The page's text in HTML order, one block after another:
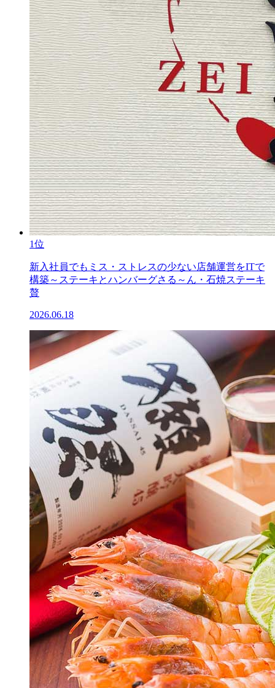
1位
新入社員でもミス・ストレスの少ない店舗運営をITで
構築～ステーキとハンバーグさる～ん・石焼ステーキ
贅
2026.06.18